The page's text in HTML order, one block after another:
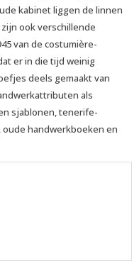
kabinet liggen de linnen
ook verschillende
van de costumière-
er in die tijd weinig
deels gemaakt van
als
sjablonen, tenerife-
handwerkboeken en